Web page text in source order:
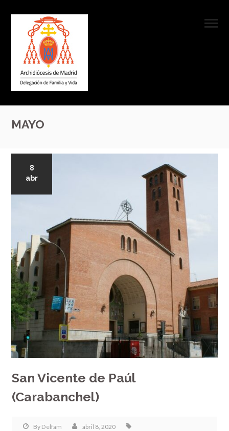
MAYO
8
abr
San Vicente de Paúl
(Carabanchel)
By Delfam abril 8, 2020